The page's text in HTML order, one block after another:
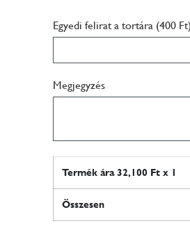
Egyedi felirat a tortára (400
Megjegyzés
Termék ára32,100 Ft x 1
Összesen